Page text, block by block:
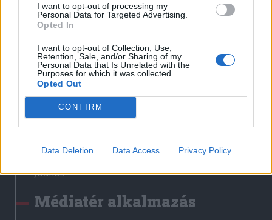
I want to opt-out of processing my
Personal Data for Targeted Advertising.
Opted In
I want to opt-out of Collection, Use,
Retention, Sale, and/or Sharing of my
Personal Data that Is Unrelated with the
Purposes for which it was collected.
Opted Out
CONFIRM
Data Deletion Data Access Privacy Policy
Médiatér
Liget
Krónika
Bihari Napló
Erdélyi Napló
Főtér
Rádió GaGa
Jóállás
Médiatér alkalmazás